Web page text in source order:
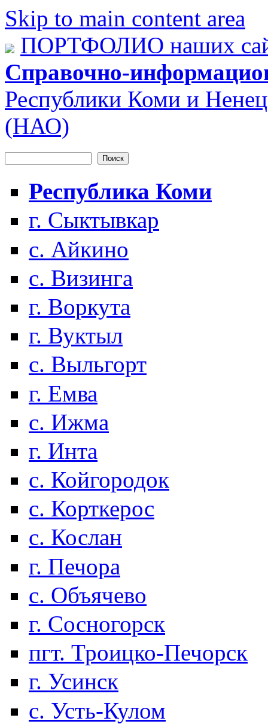
Skip to main content area
ПОРТФОЛИО наших
Справочно-
Республики Коми и
(НАО)
Форма поиска
Республика Коми
г. Сыктывкар
с. Айкино
с. Визинга
г. Воркута
г. Вуктыл
с. Выльгорт
г. Емва
с. Ижма
г. Инта
с. Койгородок
с. Корткерос
с. Кослан
г. Печора
с. Объячево
г. Сосногорск
пгт. Троицко-Печорск
г. Усинск
с. Усть-Кулом